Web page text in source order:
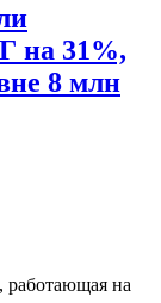
на 31%,
8 млн
работающая на